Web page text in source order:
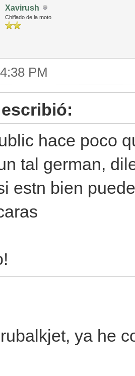
Xavirush
Chiflado de la moto
PM
hace poco
tal german,
estn bien
ya he